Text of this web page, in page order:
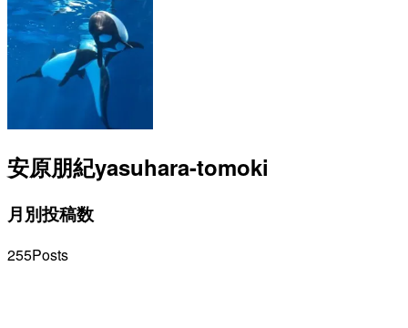
安原朋紀yasuhara-tomoki
月別投稿数
255Posts